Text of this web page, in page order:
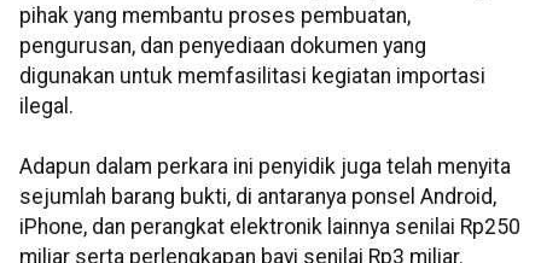
pihak yang membantu proses pembuatan,
pengurusan, dan penyediaan dokumen yang
digunakan untuk memfasilitasi kegiatan importasi
ilegal.
Adapun dalam perkara ini penyidik juga telah menyita
sejumlah barang bukti, di antaranya ponsel Android,
iPhone, dan perangkat elektronik lainnya senilai Rp250
miliar serta perlengkapan bayi senilai Rp3 miliar.